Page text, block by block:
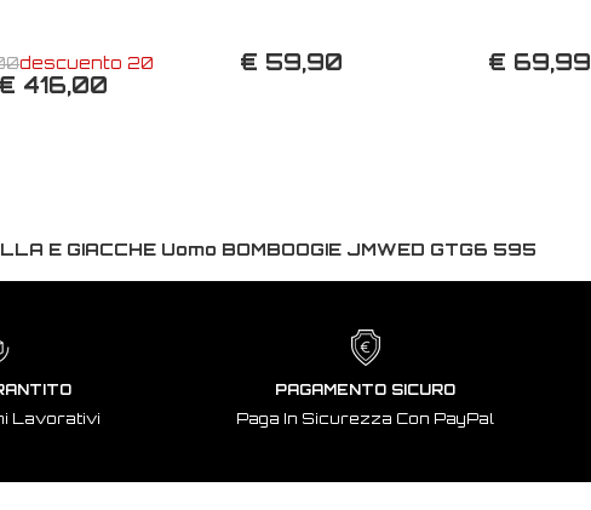
descuento 20
€ 416,00
€ 59,90 € 69,99
E GIACCHE Uomo BOMBOOGIE JMWED GTG6 595
Lavorativi
PAGAMENTO SICURO
Paga In Sicurezza Con PayPal